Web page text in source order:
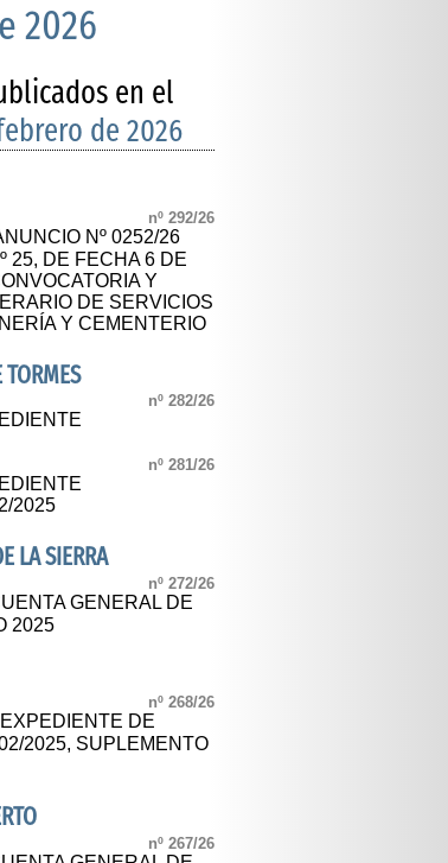
2026
en el
de 2026
nº 292/26
Nº 0252/26
25, DE FECHA 6 DE
Y
DE SERVICIOS
Y CEMENTERIO
nº 282/26
nº 281/26
2025
LA SIERRA
nº 272/26
GENERAL DE
2025
nº 268/26
DE
2025, SUPLEMENTO
nº 267/26